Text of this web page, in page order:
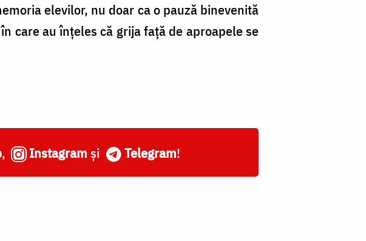
elevilor, nu doar ca o pauză binevenită
care au înțeles că grija față de aproapele se
, Instagram și Telegram!